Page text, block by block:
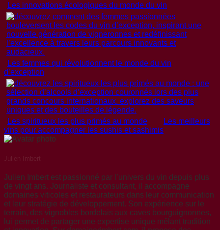
Les innovations écologiques du monde du vin
Les femmes qui révolutionnent le monde du vin
d’exception
Les spiritueux les plus primés au monde
Les meilleurs
vins pour accompagner les sushis et sashimis
Julien Imbert
Julien Imbert est passionné par l’univers du vin depuis plus
de vingt ans. Journaliste et consultant, il accompagne
domaines viticoles et restaurateurs dans leur communication
et leur stratégie de développement. Son expérience sur le
terrain, des vignobles bordelais aux caves bourguignonnes,
lui permet de partager une expertise unique mêlant tradition